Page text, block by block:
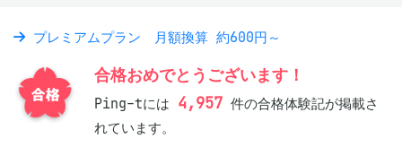
プレミアムプラン 月額換算 約600円～
合格おめでとうございます！
Ping-tには 4,957 件の合格体験記が掲載さ
れています。